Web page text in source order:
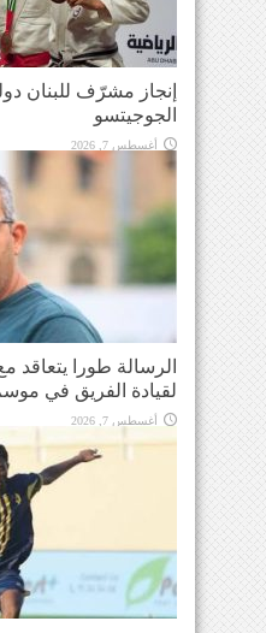
إنجاز مشرّف للبنان
الجوجيتسو
أغسطس 7, 2026
الرسالة طورا يتعاقد
لقيادة الفريق في موسم 2026-
أغسطس 7, 2026